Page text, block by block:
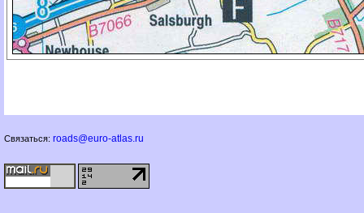
Связаться: roads@euro-atlas.ru